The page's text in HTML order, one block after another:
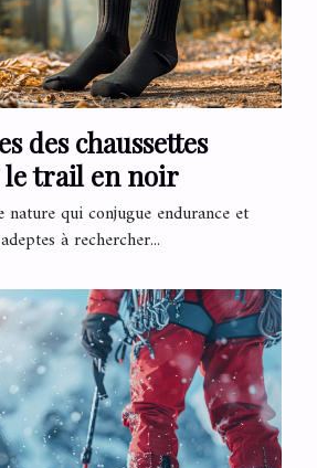
des chaussettes
le trail en noir
qui conjugue endurance et
à rechercher...